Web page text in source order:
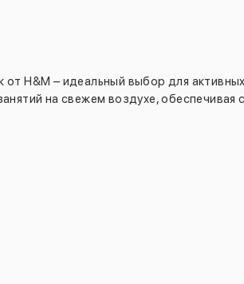
H&M – идеальный выбор для
на свежем воздухе,